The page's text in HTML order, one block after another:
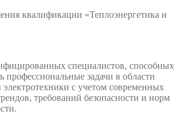
квалификации «Теплоэнергетика и
специалистов, способных
профессиональные задачи в области
электротехники с учетом современных
требований безопасности и норм